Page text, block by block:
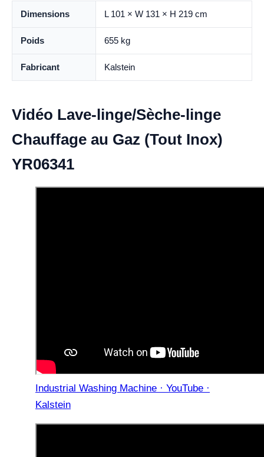
Dimensions L 101 × W 131 × H 219 cm
Poids 655 kg
Fabricant Kalstein
Vidéo Lave-linge/Sèche-linge
Chauffage au Gaz (Tout Inox)
YR06341
Industrial Washing Machine · YouTube ·
Kalstein